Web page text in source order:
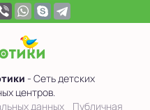
- Сеть детских
центров.
данных
Публичная